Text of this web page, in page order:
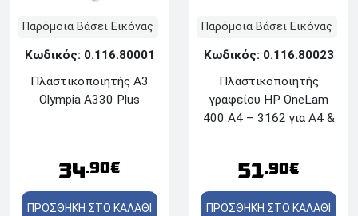
Παρόμοια Βάσει Εικόνας
Κωδικός: 0.116.80001
Πλαστικοποιητής A3
Olympia A330 Plus
34.90€
ΠΡΟΣΘΗΚΗ ΣΤΟ ΚΑΛΑΘΙ
Παρόμοια Βάσει Εικόνας
Κωδικός: 0.116.80023
Πλαστικοποιητής
γραφείου HP OneLam
400 A4 – 3162 για A4 &
51.90€
ΠΡΟΣΘΗΚΗ ΣΤΟ ΚΑΛΑΘΙ